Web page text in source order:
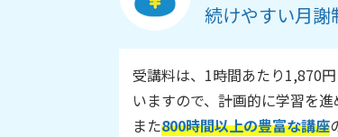
続けやすい月謝
受講料は、1時間あたり1,870
いますので、計画的に学習を進
また800時間以上の豊富な講座